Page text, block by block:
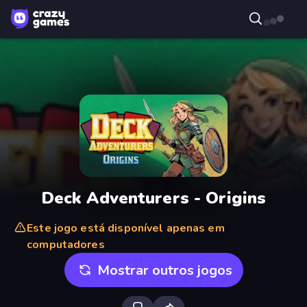
Deck Adventurers - Origins
Este jogo está disponível apenas em
computadores
Mostrar outros jogos